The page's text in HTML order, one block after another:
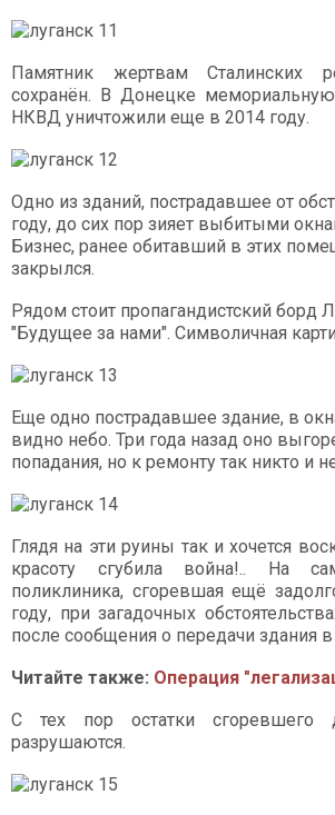
Памятник жертвам Сталинских
сохранён. В Донецке
НКВД уничтожили еще в 2014 году.
Одно из зданий, пострадавшее от
году, до сих пор зияет выбитыми
Бизнес, ранее обитавший в этих
закрылся.
Рядом стоит пропагандистский борд
"Будущее за нами". Символичная
Еще одно пострадавшее здание, в
видно небо. Три года назад оно
попадания, но к ремонту так никто и
Глядя на эти руины так и хочется
красоту сгубила война!.. На
поликлиника, сгоревшая ещё
году, при загадочных
после сообщения о передачи здания
Читайте также: Операция
С тех пор остатки сгоревшего
разрушаются.